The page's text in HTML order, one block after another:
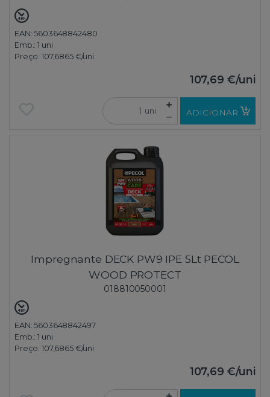
EAN: 5603648842480
Emb.:1 uni
Preço: 107,6865 €/uni
107,69 €/uni
uni ADICIONAR
Impregnante DECK PW9 IPE 5Lt PECOL
WOOD PROTECT
018810050001
EAN: 5603648842497
Emb.:1 uni
Preço: 107,6865 €/uni
107,69 €/uni